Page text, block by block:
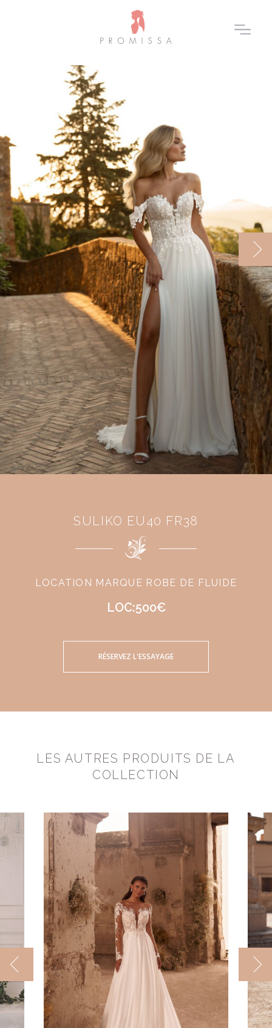
SULIKO EU40 FR38
LOCATION MARQUE ROBE DE FLUIDE
LOC:500€
RÉSERVEZ L'ESSAYAGE
LES AUTRES PRODUITS DE LA
COLLECTION